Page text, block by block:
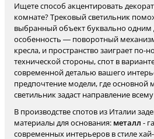
Ищете способ акцентировать
комнате? Трековый светильник
выбранный объект буквально
особенность — поворотный
кресла, и пространство заиграет
технической стороны, спот в
современной деталью вашего
предпочтение модели, где основной
светильник задаст направление
В производстве спотов из Италии
материалы для основания: металл -
современных интерьеров в стиле